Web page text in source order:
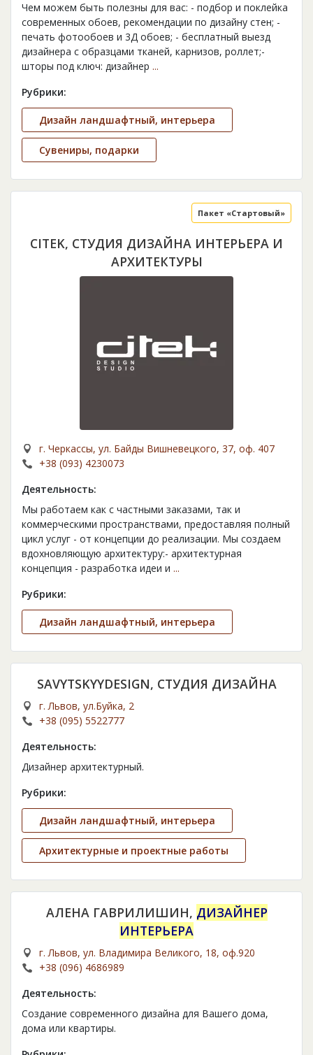
Чем можем быть полезны для вас: - подбор и поклейка
современных обоев, рекомендации по дизайну стен; -
печать фотообоев и 3Д обоев; - бесплатный выезд
дизайнера с образцами тканей, карнизов, роллет;-
шторы под ключ: дизайнер ...
Рубрики:
Дизайн ландшафтный, интерьера
Сувениры, подарки
CITEK, СТУДИЯ ДИЗАЙНА ИНТЕРЬЕРА И
АРХИТЕКТУРЫ
Пакет «Стартовый»
г. Черкассы, ул. Байды Вишневецкого, 37, оф. 407
+38 (093) 4230073
Деятельность:
Мы работаем как с частными заказами, так и
коммерческими пространствами, предоставляя полный
цикл услуг - от концепции до реализации. Мы создаем
вдохновляющую архитектуру:- архитектурная
концепция - разработка идеи и ...
Рубрики:
Дизайн ландшафтный, интерьера
SAVYTSKYYDESIGN, СТУДИЯ ДИЗАЙНА
г. Львов, ул.Буйка, 2
+38 (095) 5522777
Деятельность:
Дизайнер архитектурный.
Рубрики:
Дизайн ландшафтный, интерьера
Архитектурные и проектные работы
АЛЕНА ГАВРИЛИШИН, ДИЗАЙНЕР
ИНТЕРЬЕРА
г. Львов, ул. Владимира Великого, 18, оф.920
+38 (096) 4686989
Деятельность:
Создание современного дизайна для Вашего дома,
дома или квартиры.